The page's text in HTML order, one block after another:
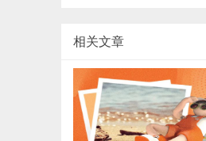
相关文章